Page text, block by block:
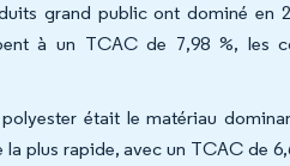
grand public ont dominé en
à un TCAC de 7,98 %, les
était le matériau
plus rapide, avec un TCAC de